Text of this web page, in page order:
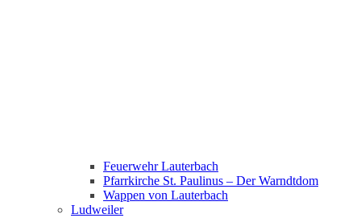
Feuerwehr Lauterbach
Pfarrkirche St. Paulinus – Der Warndtdom
Wappen von Lauterbach
Ludweiler